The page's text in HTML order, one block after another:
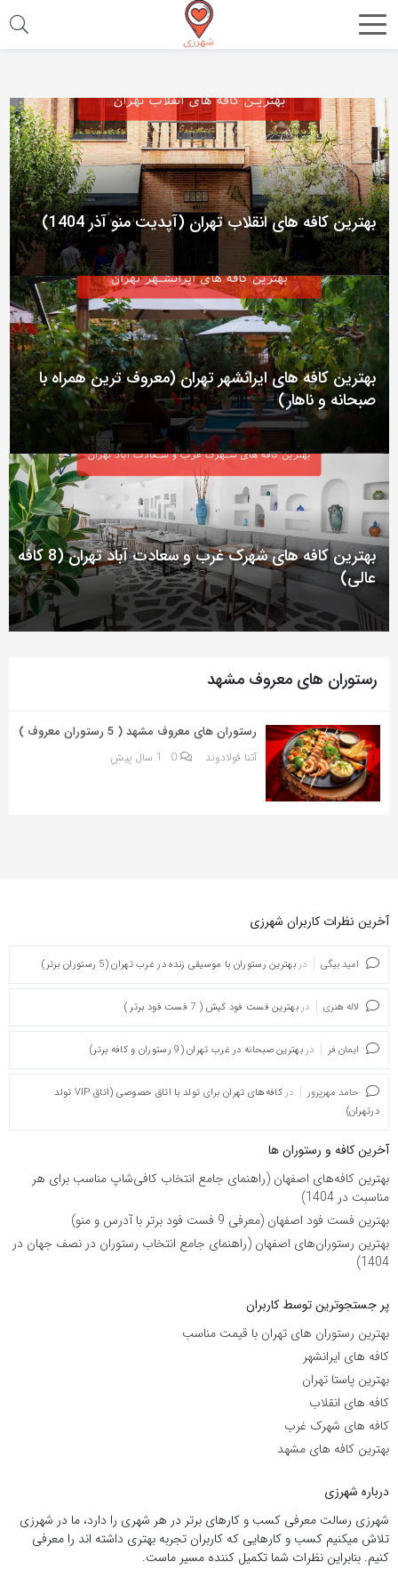
اشتراک
با
استفاده
از
روش‌های
زیر
می‌توانید
این
صفحه
را
با
دوستان
خود
به
بگذارید.
کپی
لینک
بهترین کافه های انقلاب تهران (آپدیت منو آذر 1404)
بهترین کافه های ایرانشهر تهران (معروف ترین همراه با
صبحانه و ناهار)
بهترین کافه های شهرک غرب و سعادت آباد تهران (8 کافه
عالی)
رستوران های معروف مشهد
رستوران های معروف مشهد ( 5 رستوران معروف )
آتنا فولادوند 0 1 سال پیش
آخرین نظرات کاربران شهرزی
امید بیگی در بهترین رستوران با موسیقی زنده در غرب تهران (5 رستوران برتر)
لاله هنری در بهترین فست فود کیش ( 7 فست فود برتر )
ایمان فر در بهترین صبحانه در غرب تهران (9 رستوران و کافه برتر)
حامد مهرپرور در
کافه‌های تهران برای تولد با اتاق خصوصی (اتاق VIP تولد
درتهران)
آخرین کافه و رستوران ها
بهترین کافه‌های اصفهان (راهنمای جامع انتخاب کافی‌شاپ مناسب برای هر
مناسبت در 1404)
بهترین فست فود اصفهان (معرفی 9 فست فود برتر با آدرس و منو)
بهترین رستوران‌های اصفهان (راهنمای جامع انتخاب رستوران در نصف جهان در
1404)
پر جستجوترین توسط کاربران
بهترین رستوران های تهران با قیمت مناسب
کافه های ایرانشهر
بهترین پاستا تهران
کافه های انقلاب
کافه های شهرک غرب
بهترین کافه های مشهد
درباره شهرزی
شهرزی رسالت معرفی کسب و کارهای برتر در هر شهری را دارد، ما در شهرزی
تلاش میکنیم کسب و کارهایی که کاربران تجربه بهتری داشته اند را معرفی
کنیم. بنابراین نظرات شما تکمیل کننده مسیر ماست.